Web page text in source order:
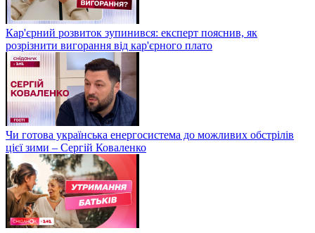
Кар'єрний розвиток зупинився: експерт пояснив, як
розрізнити вигорання від кар'єрного плато
Чи готова українська енергосистема до можливих обстрілів
цієї зими – Сергій Коваленко